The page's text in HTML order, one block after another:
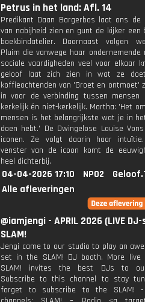
Petrus in het land: Afl. 14
Predikant Daan Bargerbos laat ons de
van nabijheid zien en gunt de kijker een
boekbindatelier. Daarnaast volgen
Pluim die vanwege haar ondernemende
sociale vaardigheden veel voor elkaar
geloof laat zich zien in wat ze
koffieochtenden van 'Groet en ontmoet'
in voor de verbinding tussen mensen
kerkelijk én niet-kerkelijk. Martha: 'Het
mensen is het belangrijkste wat je in
doen hebt.' De Dwingelose Louise
iconen. Ze volgt daarin haar
venster van de icoon komt de
heel dichterbij.
04-04-2026 17:10 NPO2
Alle afleveringen
@iamjengi - APRIL 2026 (LIVE
SLAM!
Jengi came to our studio to play an
set in the SLAM! DJ booth. More live
SLAM! invites the best DJs to
Subscribe to this channel to stay
forget to subscribe to the SLAM! -